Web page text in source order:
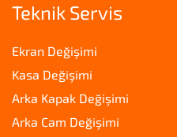
Teknik Servis
Ekran Değişimi
Kasa Değişimi
Arka Kapak Değişimi
Arka Cam Değişimi